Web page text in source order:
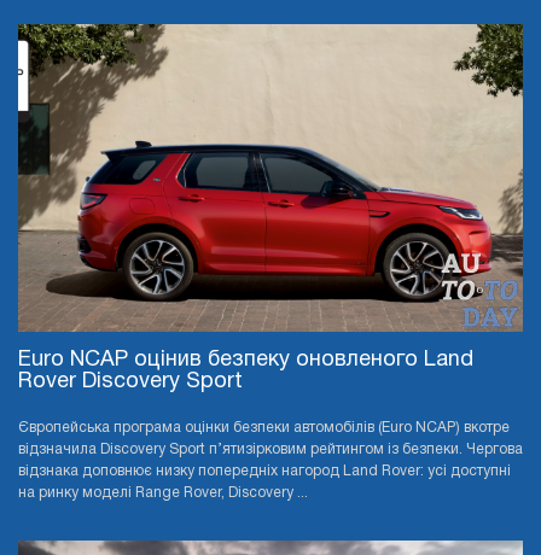
Euro NCAP оцінив безпеку оновленого Land
Rover Discovery Sport
Європейська програма оцінки безпеки автомобілів (Euro NCAP) вкотре
відзначила Discovery Sport п’ятизірковим рейтингом із безпеки. Чергова
відзнака доповнює низку попередніх нагород Land Rover: усі доступні
на ринку моделі Range Rover, Discovery ...